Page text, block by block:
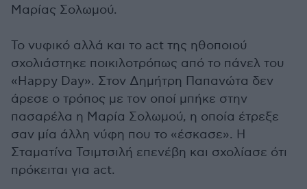
Μαρίας Σολωμού.
Το νυφικό αλλά και το act της ηθοποιού
σχολιάστηκε ποικιλοτρόπως από το πάνελ του
«Happy Day». Στον Δημήτρη Παπανώτα δεν
άρεσε ο τρόπος με τον οποί μπήκε στην
πασαρέλα η Μαρία Σολωμού, η οποία έτρεξε
σαν μία άλλη νύφη που το «έσκασε». Η
Σταματίνα Τσιμτσιλή επενέβη και σχολίασε ότι
πρόκειται για act.